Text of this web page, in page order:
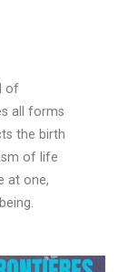
of
all forms
the birth
of life
at one,